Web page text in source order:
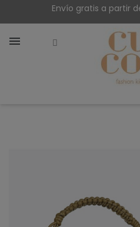
Envío gratis a partir